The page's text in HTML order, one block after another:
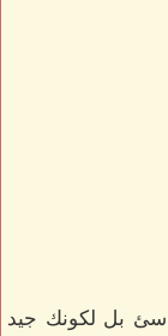
بل لكونك جيد